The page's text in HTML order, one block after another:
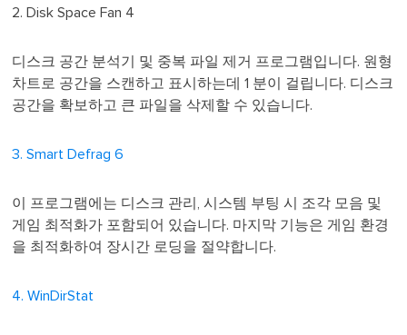
2. Disk Space Fan 4
디스크 공간 분석기 및 중복 파일 제거 프로그램입니다. 원형
차트로 공간을 스캔하고 표시하는데 1 분이 걸립니다. 디스크
공간을 확보하고 큰 파일을 삭제할 수 있습니다.
3. Smart Defrag 6
이 프로그램에는 디스크 관리, 시스템 부팅 시 조각 모음 및
게임 최적화가 포함되어 있습니다. 마지막 기능은 게임 환경
을 최적화하여 장시간 로딩을 절약합니다.
4. WinDirStat